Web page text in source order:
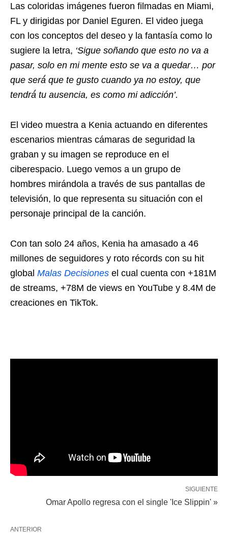
Las coloridas imágenes fueron filmadas en Miami,
FL y dirigidas por Daniel Eguren. El video juega
con los conceptos del deseo y la fantasía como lo
sugiere la letra, ‘Sigue soñando que esto no va a
pasar, solo en mi mente esto se va a quedar… por
que será́ que te gusto cuando ya no estoy, que
tendrá́ tu ausencia, es como mi adicción’.
El video muestra a Kenia actuando en diferentes
escenarios mientras cámaras de seguridad la
graban y su imagen se reproduce en el
ciberespacio. Luego vemos a un grupo de
hombres mirándola a través de sus pantallas de
televisión, lo que representa su situación con el
personaje principal de la canción.
Con tan solo 24 años, Kenia ha amasado a 46
millones de seguidores y roto récords con su hit
global Malas Decisiones el cual cuenta con +181M
de streams, +78M de views en YouTube y 8.4M de
creaciones en TikTok.
SIGUIENTE
Omar Apollo regresa con el single 'Ice Slippin' »
ANTERIOR